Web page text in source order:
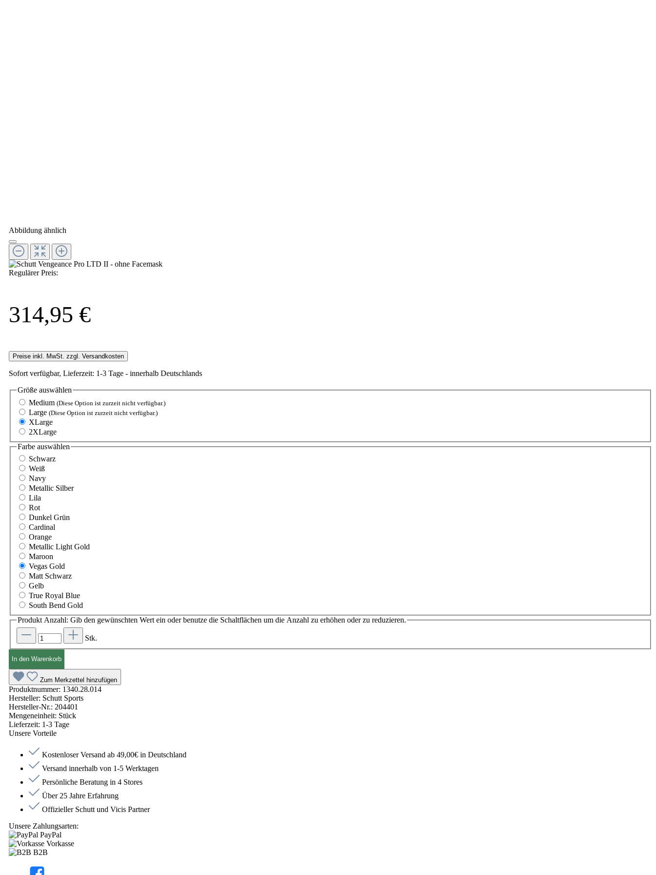
Abbildung ähnlich
Regulärer Preis:
314,95 €
Preise inkl. MwSt. zzgl. Versandkosten
Sofort verfügbar, Lieferzeit: 1-3 Tage - innerhalb Deutschlands
Größe auswählen
Medium (Diese Option ist zurzeit nicht verfügbar.)
Large (Diese Option ist zurzeit nicht verfügbar.)
XLarge
2XLarge
Farbe auswählen
Schwarz
Weiß
Navy
Metallic Silber
Lila
Rot
Dunkel Grün
Cardinal
Orange
Metallic Light Gold
Maroon
Vegas Gold
Matt Schwarz
Gelb
True Royal Blue
South Bend Gold
Produkt Anzahl: Gib den gewünschten Wert ein oder benutze die Schaltflächen um die Anzahl zu erhöhen oder zu reduzieren.
Stk.
In den Warenkorb
Zum Merkzettel hinzufügen
Produktnummer: 1340.28.014
Hersteller: Schutt Sports
Hersteller-Nr.: 204401
Mengeneinheit: Stück
Lieferzeit: 1-3 Tage
Unsere Vorteile
Kostenloser Versand ab 49,00€ in Deutschland
Versand innerhalb von 1-5 Werktagen
Persönliche Beratung in 4 Stores
Über 25 Jahre Erfahrung
Offizieller Schutt und Vicis Partner
Unsere Zahlungsarten:
PayPal
Vorkasse
B2B